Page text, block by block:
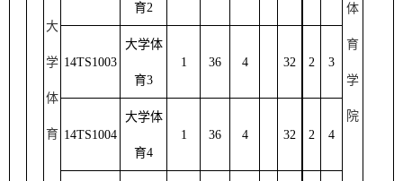
大
学
体
育
体
育
学
院
育2
14TS1003
大学体
育3
1 36 4 32 2 3
14TS1004
大学体
育4
1 36 4 32 2 4